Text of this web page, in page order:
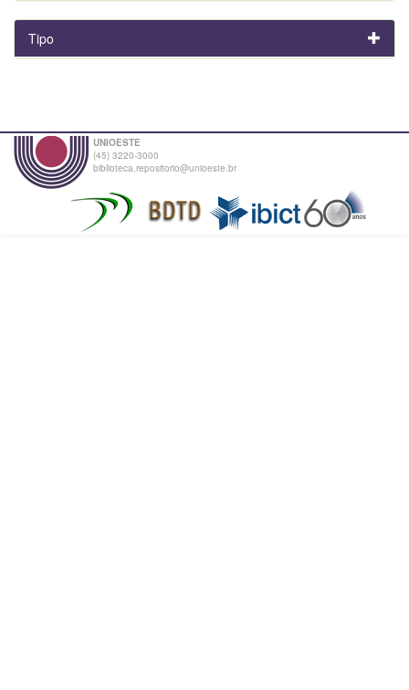
Tipo
UNIOESTE
(45) 3220-3000
biblioteca.repositorio@unioeste.br